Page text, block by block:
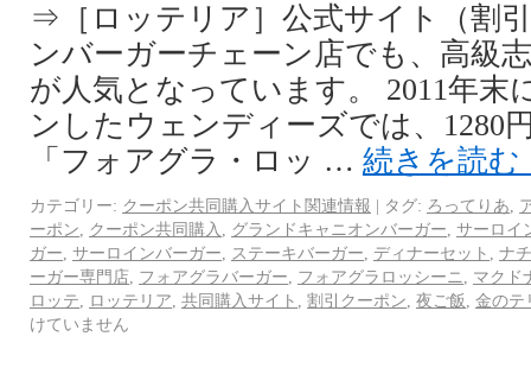
⇒［ロッテリア］公式サイト（割
ンバーガーチェーン店でも、高級
が人気となっています。 2011年末
ンしたウェンディーズでは、1280
「フォアグラ・ロッ … 続きを読む
カテゴリー: クーポン共同購入サイト関連情報 | タグ: ろってりあ
ーポン
クーポン共同購入 グランドキャニオンバーガー サーロイ
ガー サーロインバーガー ステーキバーガー ディナーセット
ナ
ーガー専門店
フォアグラバーガー フォアグラロッシーニ
マクド
ロッテ
ロッテリア 共同購入サイト 割引クーポン 夜ご飯
金のテ
けていません